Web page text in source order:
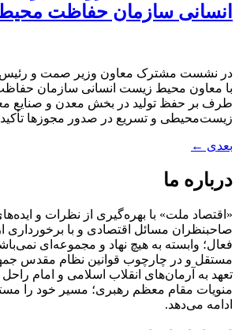
انسانی سازمان حفاظت
در نشست مشترک معاون وزیر صمت و رئیس
با معاون محیط زیست انسانی سازمان
طرف بر حفظ تولید در بخش معدن و صنایع
زیست‌محیطی و تسریع در صدور مجوزها تأکید
بعدی ←
درباره ما
«اقتصاد ملت» با بهره‌گیری از نظرات و
صاحبنظران مسائل اقتصادی و با برخورداری
فعال؛ وابسته به هیچ نهاد و مجموعه‌ای
مستقل و در چارچوب قوانین نظام مقدس
تعهد به آرمان‌های انقلاب اسلامی و امام
منویات مقام معظم رهبری؛ مسیر خود را
ادامه می‌دهد.